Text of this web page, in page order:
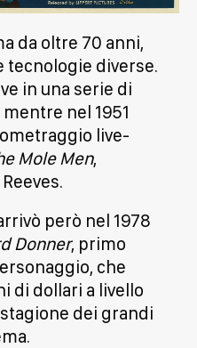
da oltre 70 anni,
tecnologie diverse.
in una serie di
nel 1951
live-
Mole Men,
però nel 1978
Donner, primo
che
di dollari a livello
dei grandi